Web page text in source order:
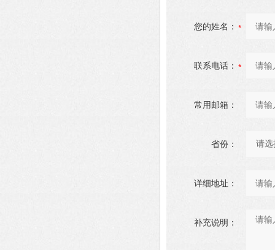
您的姓名：
联系电话：
常用邮箱：
省份：
详细地址：
补充说明：